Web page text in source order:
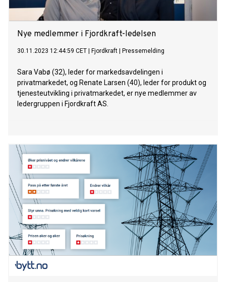
Nye medlemmer i Fjordkraft-ledelsen
30.11.2023 12:44:59 CET Fjordkraft Pressemelding
Sara Vabø (32), leder for markedsavdelingen i
privatmarkedet, og Renate Larsen (40), leder for produkt og
tjenesteutvikling i privatmarkedet, er nye medlemmer av
ledergruppen i Fjordkraft AS.